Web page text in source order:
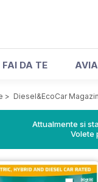
FAI DA TE
> Diesel&EcoCar
Attualmente si
Volete